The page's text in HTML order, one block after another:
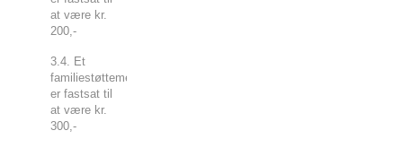
at være kr.
200,-
3.4. Et
familiestøttemedlemskab
er fastsat til
at være kr.
300,-